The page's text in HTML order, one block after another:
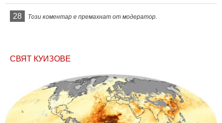
28 Този коментар е премахнат от модератор.
СВЯТ КУИЗОВЕ